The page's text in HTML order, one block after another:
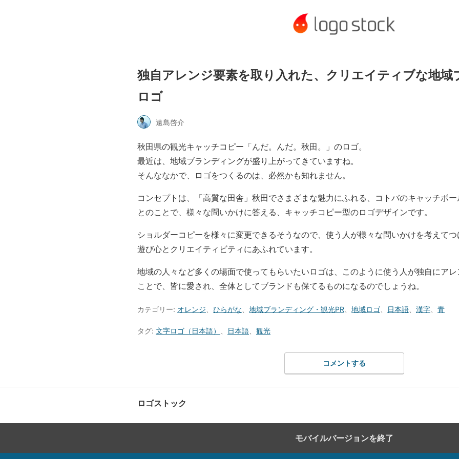
独自アレンジ要素を取り入れた、クリエイティブな地域
ロゴ
遠島啓介
秋田県の観光キャッチコピー「んだ。んだ。秋田。」のロゴ。
最近は、地域ブランディングが盛り上がってきていますね。
そんななかで、ロゴをつくるのは、必然かも知れません。
コンセプトは、「高質な田舎」秋田でさまざまな魅力にふれる、コトバのキャッチボー
とのことで、様々な問いかけに答える、キャッチコピー型のロゴデザインです。
ショルダーコピーを様々に変更できるそうなので、使う人が様々な問いかけを考えてつ
遊び心とクリエイティビティにあふれています。
地域の人々など多くの場面で使ってもらいたいロゴは、このように使う人が独自にア
ことで、皆に愛され、全体としてブランドも保てるものになるのでしょうね。
カテゴリー: オレンジ ひらがな 地域ブランディング・観光PR 地域ロゴ 日本語 漢字 青
タグ: 文字ロゴ（日本語） 日本語 観光
コメントする
ロゴストック
モバイルバージョンを終了